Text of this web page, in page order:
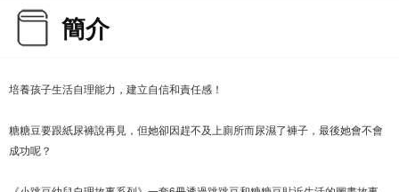
簡介
培養孩子生活自理能力，建立自信和責任感！
糖糖豆要跟紙尿褲說再見，但她卻因趕不及上廁所而尿濕了褲子，最後她會不會
成功呢？